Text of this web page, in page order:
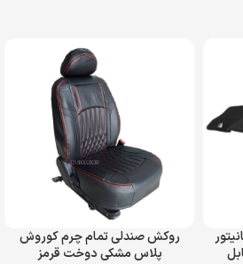
روکش صندلی تمام چرم کوروش
پلاس مشکی دوخت قرمز